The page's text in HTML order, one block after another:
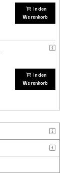
In den
Warenkorb
In den
Warenkorb